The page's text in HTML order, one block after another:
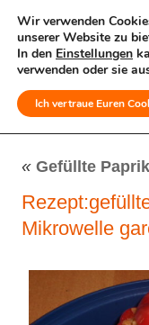
MENÜ
« Gefüllte
Mikrowelle
Wir verwenden
unserer Website zu
In den Einstellungen
verwenden oder sie
Ich vertraue Euren